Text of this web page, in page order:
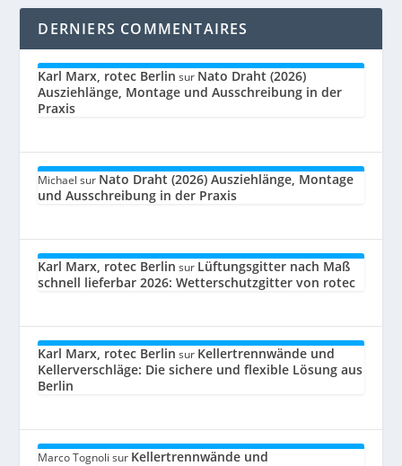
DERNIERS COMMENTAIRES
Karl Marx, rotec Berlin sur Nato Draht (2026)
Ausziehlänge, Montage und Ausschreibung in der
Praxis
Michael sur Nato Draht (2026) Ausziehlänge, Montage
und Ausschreibung in der Praxis
Karl Marx, rotec Berlin sur Lüftungsgitter nach Maß
schnell lieferbar 2026: Wetterschutzgitter von rotec
Karl Marx, rotec Berlin sur Kellertrennwände und
Kellerverschläge: Die sichere und flexible Lösung aus
Berlin
Marco Tognoli sur Kellertrennwände und